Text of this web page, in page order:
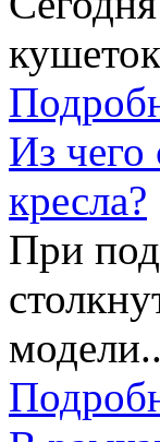
Из чего
кресла?
При